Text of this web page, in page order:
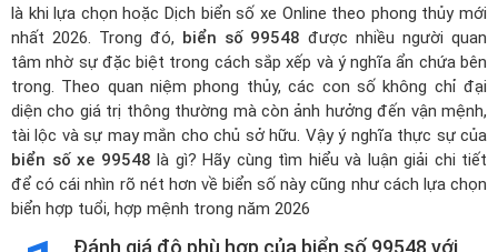
là khi lựa chọn hoặcDịch biển số xe Online theo phong thủy mới
nhất 2026. Trong đó, biển số 99548 được nhiều người quan
tâm nhờ sự đặc biệt trong cách sắp xếp và ý nghĩa ẩn chứa bên
trong. Theo quan niệm phong thủy, các con số không chỉ đại
diện cho giá trị thông thường mà còn ảnh hưởng đến vận mệnh,
tài lộc và sự may mắn cho chủ sở hữu. Vậy ý nghĩa thực sự của
biển số xe 99548 là gì? Hãy cùng tìm hiểu và luận giải chi tiết
để có cái nhìn rõ nét hơn về biển số này cũng như cách lựa chọn
biển hợp tuổi, hợp mệnh trong năm 2026
Đánh giá độ phù hợp của biển số 99548 với